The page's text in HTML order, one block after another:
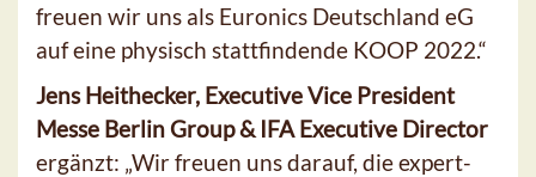
freuen wir uns als Euronics Deutschland eG
auf eine physisch stattfindende KOOP 2022.“
Jens Heithecker, Executive Vice President
Messe Berlin Group & IFA Executive Director
ergänzt: „Wir freuen uns darauf, die expert-